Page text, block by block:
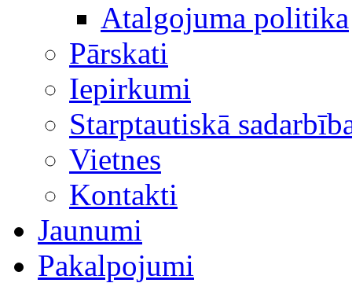
Atalgojuma politika
Pārskati
Iepirkumi
Starptautiskā
Vietnes
Kontakti
Jaunumi
Pakalpojumi